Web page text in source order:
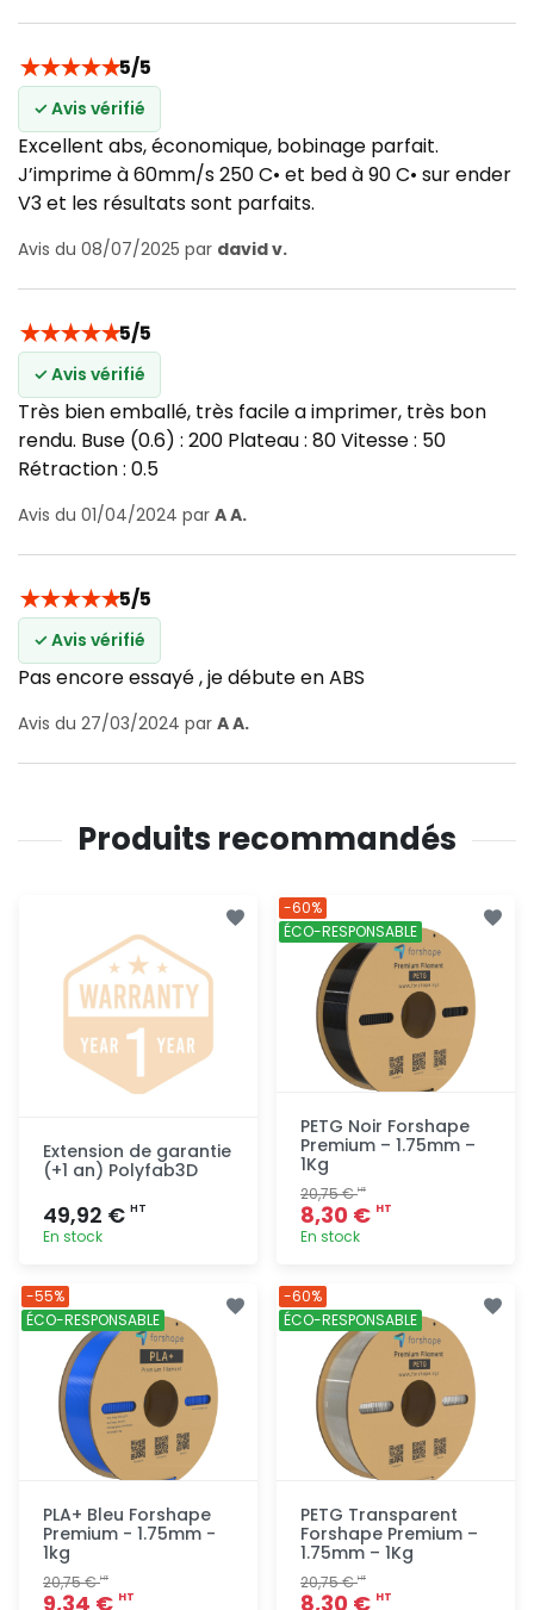
★★★★★5/5
✓ Avis vérifié
Excellent abs, économique, bobinage parfait.
J’imprime à 60mm/s 250 C• et bed à 90 C• sur ender
V3 et les résultats sont parfaits.
Avis du 08/07/2025 par david v.
★★★★★5/5
✓ Avis vérifié
Très bien emballé, très facile a imprimer, très bon
rendu. Buse (0.6) : 200 Plateau : 80 Vitesse : 50
Rétraction : 0.5
Avis du 01/04/2024 par A A.
★★★★★5/5
✓ Avis vérifié
Pas encore essayé , je débute en ABS
Avis du 27/03/2024 par A A.
Produits recommandés
Extension de garantie
(+1 an) Polyfab3D
49,92 € HT
En stock
rapide
PETG Noir Forshape
Premium – 1.75mm –
1Kg
20,75 €HT
8,30 € HT
En stock
rapide
-60%
ÉCO-RESPONSABLE
PLA+ Bleu Forshape
Premium - 1.75mm -
1kg
20,75 €HT
9,34 € HT
-55%
ÉCO-RESPONSABLE
PETG Transparent
Forshape Premium –
1.75mm – 1Kg
20,75 €HT
8,30 € HT
-60%
ÉCO-RESPONSABLE